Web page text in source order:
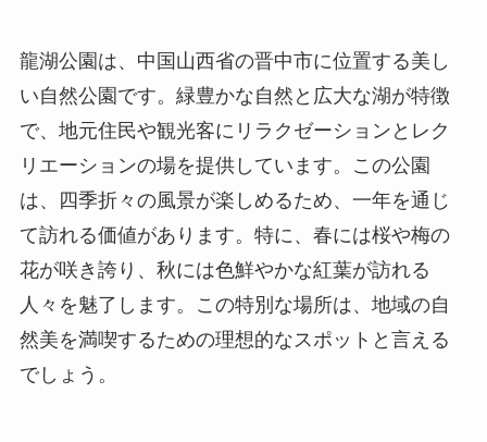
て訪れる価値があります。特に、春には桜や梅の
花が咲き誇り、秋には色鮮やかな紅葉が訪れる
人々を魅了します。この特別な場所は、地域の自
然美を満喫するための理想的なスポットと言える
でしょう。
所在地
龍湖公園は山西省晋中市の中心部に位置していま